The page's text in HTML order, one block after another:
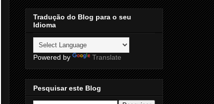
Tradução do Blog para o seu
Idioma
Powered by Translate
Pesquisar este Blog